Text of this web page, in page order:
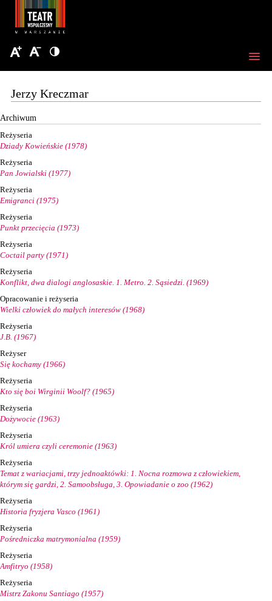
Jerzy Kreczmar
Archiwum
Reżyseria
Dziady Kowieńskie (1978)
Reżyseria
Pan Jowialski (1977)
Reżyseria
Emigranci (1975)
Reżyseria
Punkt przecięcia (1973)
Reżyseria
Coctail party (1971)
Reżyseria
Konflikt, dwa dialogi anglosaskie. 1. Metro. 2. Sąsiedzi. (1969)
Opracowanie i reżyseria
Wielki człowiek do małych interesów (1968)
Reżyseria
J.B. (1967)
Reżyser
Się kochamy (1966)
Reżyseria
Kto się boi Wirginii Woolf? (1965)
Reżyseria
Dożywocie (1963)
Reżyseria
Król umiera czyli ceremonie (1963)
Reżyseria
Temat z wariacjami, trzy jednoaktówki: 1. Nocna rozmowa z człowiekiem,
którym się gardzi, 2. Samoobsługa, 3. Opowiadanie o zoo (1962)
Reżyseria
Historia fryzjera Vasco (1961)
Reżyseria
Pośredniczka matrymonialna (1959)
Reżyseria
Amfitryo (1958)
Reżyseria
Mistrz Zakonu Santiago (1957)